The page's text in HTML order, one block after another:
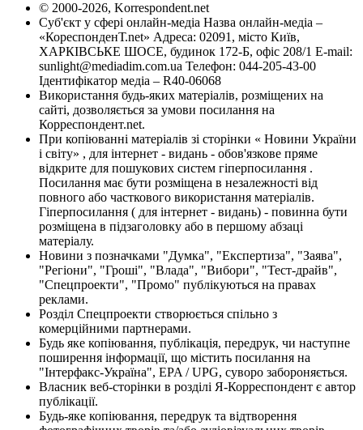
© 2000-2026, Korrespondent.net
Суб'єкт у сфері онлайн-медіа Назва онлайн-медіа –
«КореспонденТ.net» Адреса: 02091, місто Київ,
ХАРКІВСЬКЕ ШОСЕ, будинок 172-Б, офіс 208/1 E-mail:
sunlight@mediadim.com.ua Телефон: 044-205-43-00
Ідентифікатор медіа – R40-06068
Використання будь-яких матеріалів, розміщених на
сайті, дозволяється за умови посилання на
Корреспондент.net.
При копіюванні матеріалів зі сторінки « Новини України
і світу» , для інтернет - видань - обов'язкове пряме
відкрите для пошукових систем гіперпосилання .
Посилання має бути розміщена в незалежності від
повного або часткового використання матеріалів.
Гіперпосилання ( для інтернет - видань) - повинна бути
розміщена в підзаголовку або в першому абзаці
матеріалу.
Новини з позначками "Думка", "Експертиза", "Заява",
"Регіони", "Гроші", "Влада", "Вибори", "Тест-драйв",
"Спецпроекти", "Промо" публікуються на правах
реклами.
Розділ Спецпроекти створюється спільно з
комерційними партнерами.
Будь яке копіювання, публікація, передрук, чи наступне
поширення інформації, що містить посилання на
"Інтерфакс-Україна", EPA / UPG, суворо забороняється.
Власник веб-сторінки в розділі Я-Корреспондент є автор
публікації.
Будь-яке копіювання, передрук та відтворення